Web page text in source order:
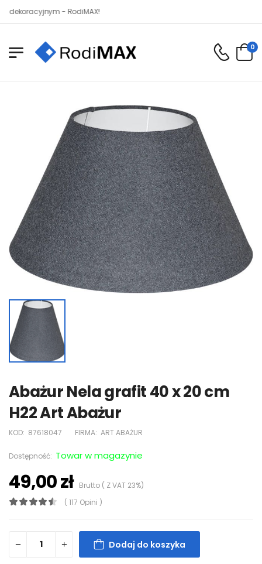
- RodiMAX!
0
Abażur Nela grafit 40 x 20 cm
H22 Art Abażur
KOD: 87618047 FIRMA: ART ABAŻUR
Dostępność: Towar w magazynie
49,00 złBrutto ( Z VAT 23%)
( 117 Opini )
Dodaj do koszyka